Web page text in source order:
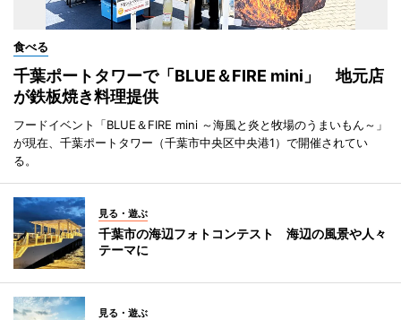
食べる
千葉ポートタワーで「BLUE＆FIRE mini」 地元店
が鉄板焼き料理提供
フードイベント「BLUE＆FIRE mini ～海風と炎と牧場のうまいもん～」
が現在、千葉ポートタワー（千葉市中央区中央港1）で開催されてい
る。
見る・遊ぶ
千葉市の海辺フォトコンテスト 海辺の風景や人々
テーマに
見る・遊ぶ